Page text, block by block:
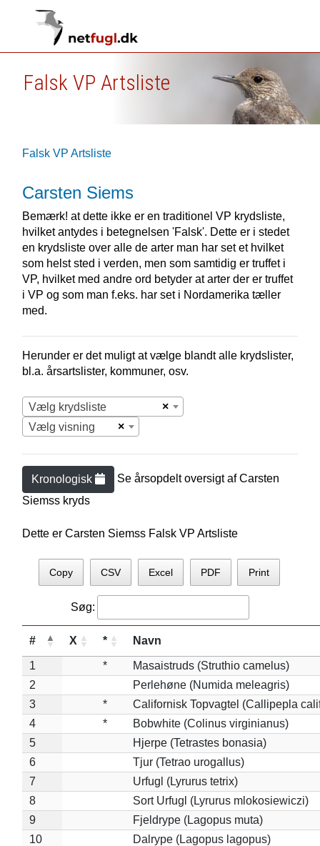
Falsk VP Artsliste
Falsk VP Artsliste
Carsten Siems
Bemærk! at dette ikke er en traditionel VP krydsliste,
hvilket antydes i betegnelsen 'Falsk'. Dette er i stedet
en krydsliste over alle de arter man har set et hvilket
som helst sted i verden, men som samtidig er truffet i
VP, hvilket med andre ord betyder at arter der er truffet
i VP og som man f.eks. har set i Nordamerika tæller
med.
Herunder er det muligt at vælge blandt alle krydslister,
bl.a. årsartslister, kommuner, osv.
×
Vælg krydsliste
×
Vælg visning
Kronologisk Se årsopdelt oversigt afCarsten
Siemss kryds
Dette er Carsten Siemss Falsk VP Artsliste
Copy CSV Excel PDF Print
Søg:
# X * Navn
1 *
Masaistruds (Struthio camelus)
2
Perlehøne (Numida meleagris)
3
*
Californisk Topvagtel (Callipepla
4
*
Bobwhite (Colinus virginianus)
5
Hjerpe (Tetrastes bonasia)
6
Tjur (Tetrao urogallus)
7
Urfugl (Lyrurus tetrix)
8
Sort Urfugl (Lyrurus mlokosiewiczi)
9
Fjeldrype (Lagopus muta)
10
Dalrype (Lagopus lagopus)